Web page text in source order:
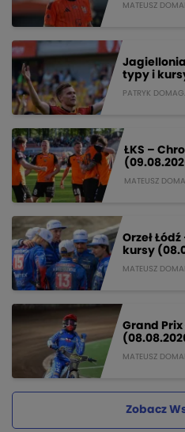
MATEUSZ
typy i
PATRYK
ŁKS –
MATEUSZ
Orzeł
kursy
MATEUSZ
Grand
MATEUSZ
Zobacz